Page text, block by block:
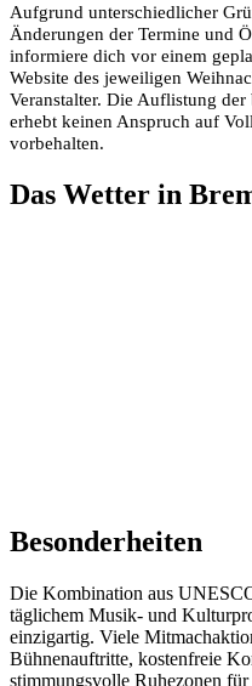
Aufgrund unterschiedlicher
Änderungen der Termine und
informiere dich vor einem
Website des jeweiligen
Veranstalter. Die Auflistung
erhebt keinen Anspruch auf
vorbehalten.
Das Wetter in
Besonderheiten
Die Kombination aus
täglichem Musik- und
einzigartig. Viele
Bühnenauftritte, kostenfreie
stimmungsvolle Ruhezonen